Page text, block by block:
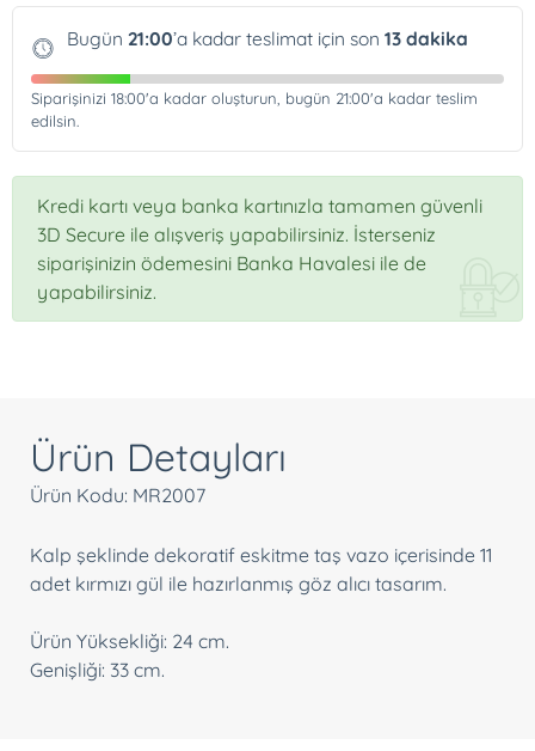
Bugün 21:00’a kadar teslimat için son 13 dakika
Siparişinizi 18:00'a kadar oluşturun, bugün 21:00'a kadar teslim
edilsin.
Kredi kartı veya banka kartınızla tamamen güvenli
3D Secure ile alışveriş yapabilirsiniz. İsterseniz
siparişinizin ödemesini Banka Havalesi ile de
yapabilirsiniz.
Ürün Detayları
Ürün Kodu: MR2007
Kalp şeklinde dekoratif eskitme taş vazo içerisinde 11
adet kırmızı gül ile hazırlanmış göz alıcı tasarım.
Ürün Yüksekliği: 24 cm.
Genişliği: 33 cm.